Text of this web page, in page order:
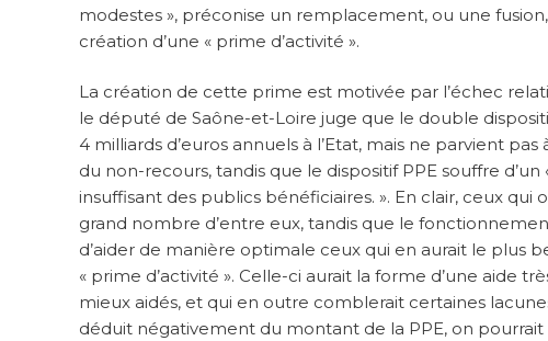
modestes », préconise un remplacement, ou une
création d’une « prime d’activité ».
La création de cette prime est motivée par l’échec
le député de Saône-et-Loire juge que le double
4 milliards d’euros annuels à l’Etat, mais ne parvient
du non-recours, tandis que le dispositif PPE souffre
insuffisant des publics bénéficiaires. ». En clair, ceux
grand nombre d’entre eux, tandis que le
d’aider de manière optimale ceux qui en aurait le plus
« prime d’activité ». Celle-ci aurait la forme d’une aide
mieux aidés, et qui en outre comblerait certaines
déduit négativement du montant de la PPE, on pourrait